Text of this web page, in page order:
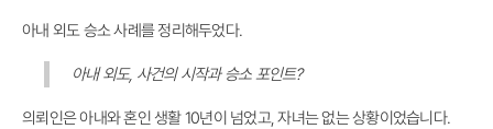
아내 외도 승소 사례를 정리해두었다.
아내 외도, 사건의 시작과 승소 포인트?
의뢰인은 아내와 혼인 생활 10년이 넘었고, 자녀는 없는 상황이었습니다.